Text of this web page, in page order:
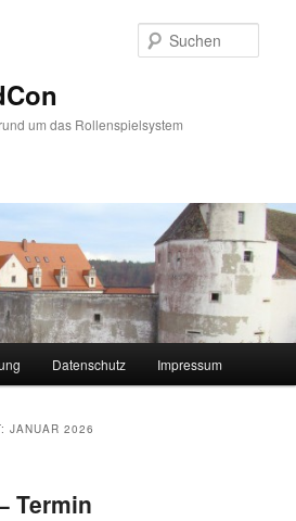
um das Rollenspielsystem
Datenschutz Impressum
JANUAR 2026
Termin